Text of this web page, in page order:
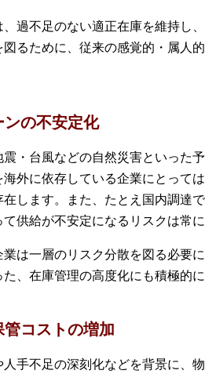
、過不足のない適正在庫を維持し
るために、従来の感覚的・属人
の不安定化
・台風などの自然災害といった
外に依存している企業にとって
します。また、たとえ国内調達
供給が不安定になるリスクは常に
業は一層のリスク分散を図る必要
、在庫管理の高度化にも積極的
コストの増加
手不足の深刻化などを背景に、